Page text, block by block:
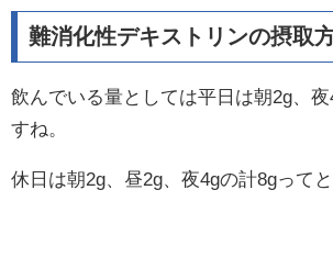
難消化性デキストリンの摂取
飲んでいる量としては平日は朝2g、
すね。
休日は朝2g、昼2g、夜4gの計8gってと